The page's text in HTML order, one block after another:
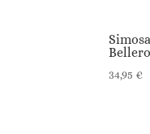
34,95 €